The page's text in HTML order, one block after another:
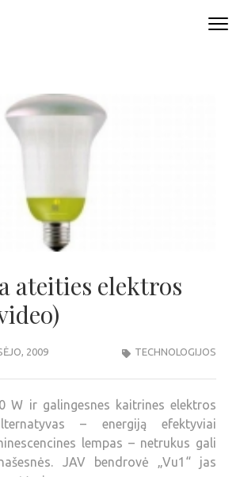
ateities elektros
2009 TECHNOLOGIJOS
W ir galingesnes kaitrines elektros
– energiją efektyviai
lempas – netrukus gali
JAV bendrovė „Vu1“ jas